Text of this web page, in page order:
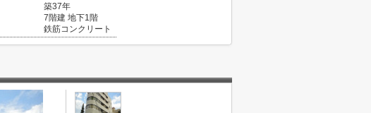
築37年
7階建 地下1階
鉄筋コンクリート